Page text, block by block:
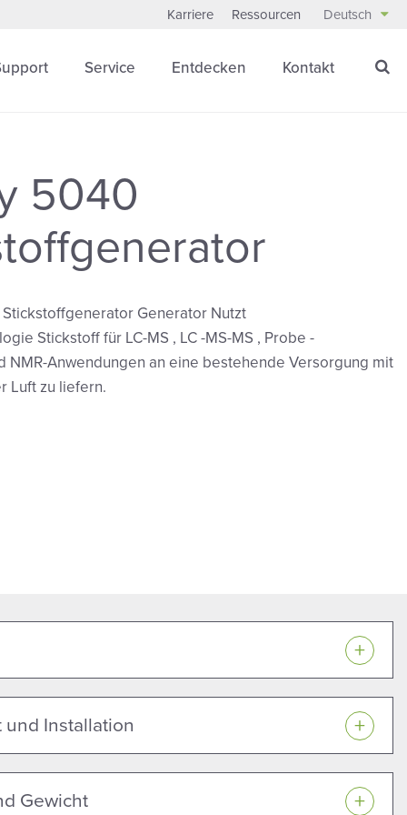
Karriere Ressourcen Deutsch
Service Entdecken Kontakt
5040
Generator Nutzt
Stickstoff für LC-MS , LC -MS-MS , Probe -
NMR-Anwendungen an eine bestehende Versorgung mit
Luft zu liefern.
und Installation
Gewicht